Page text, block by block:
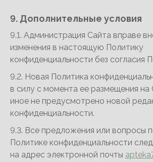
9. Дополнительные условия
9.1. Администрация Сайта вправе
изменения в настоящую Политику
конфиденциальности без согласия
9.2. Новая Политика
в силу с момента ее размещения на
иное не предусмотрено новой
конфиденциальности.
9.3. Все предложения или вопросы
Политике конфиденциальности
на адрес электронной почты